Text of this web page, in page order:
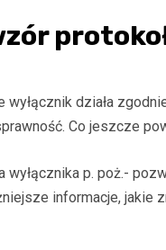
działa
Co jeszcze
p. poż.-
informacje, jakie